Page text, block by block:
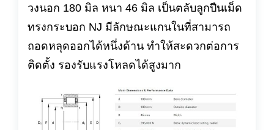
วงนอก 180 มิล หนา 46 มิล เป็นตลับลูกปืนเม็ด
ทรงกระบอก NJ มีลักษณะแกนในที่สามารถ
ถอดหลุดออกได้หนึ่งด้าน ทำให้สะดวกต่อการ
ติดตั้ง รองรับแรงโหลดได้สูงมาก